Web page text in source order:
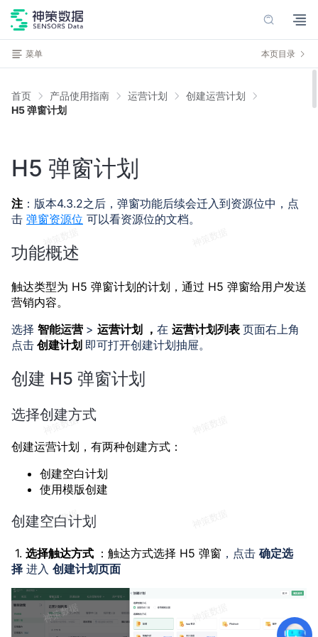
菜单 本页目录
首页 产品使用指南 运营计划
创建运营计划
H5 弹窗计划
H5 弹窗计划
注 ：版本4.3.2之后，弹窗功能后续会迁入到资源位中，点
击 弹窗资源位 可以看资源位的文档。
功能概述
触达类型为 H5 弹窗计划的计划，通过 H5 弹窗给用户发送
营销内容。
选择 智能运营 > 运营计划 ， 在 运营计划列表 页面右上角
点击 创建计划 即可打开创建计划抽屉。
创建 H5 弹窗计划
选择创建方式
创建运营计划，有两种创建方式：
创建空白计划
使用模版创建
创建空白计划
1. 选择触达方式 ：触达方式选择 H5 弹窗 ，点击 确定选
择 进入 创建计划页面